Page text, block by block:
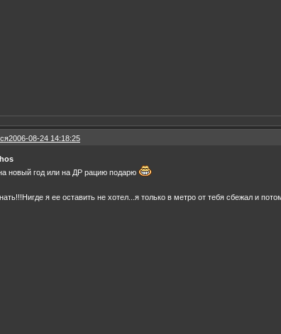
2006-08-24 14:18:25
новый год или на ДР рацию подарю
я ее оставить не хотел...я только в метро от тебя сбежал и